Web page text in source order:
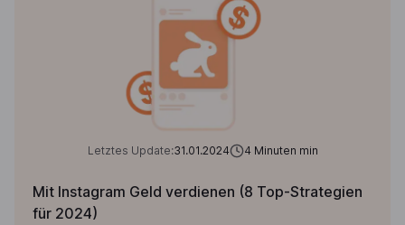
Letztes Update:31.01.2024 4 Minuten min
Mit Instagram Geld verdienen (8 Top-Strategien
für 2024)